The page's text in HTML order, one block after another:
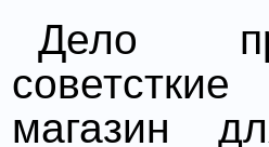
Дело
магазин